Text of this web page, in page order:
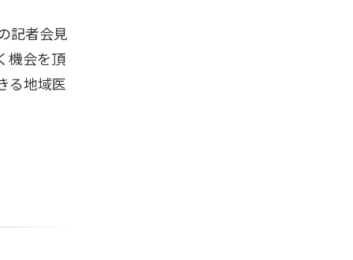
記者会見
機会を頂
る地域医